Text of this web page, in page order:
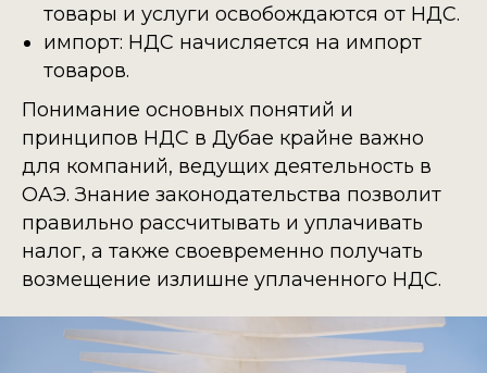
товары и услуги освобождаются от НДС.
импорт: НДС начисляется на импорт
товаров.
Понимание основных понятий и
принципов НДС в Дубае крайне важно
для компаний, ведущих деятельность в
ОАЭ. Знание законодательства позволит
правильно рассчитывать и уплачивать
налог, а также своевременно получать
возмещение излишне уплаченного НДС.